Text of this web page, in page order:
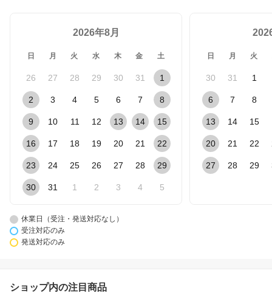
2026年8月
日 月 火 水 木 金 土
26 27 28 29 30 31 1
2 3 4 5 6 7 8
9 10 11 12 13 14 15
16 17 18 19 20 21 22
23 24 25 26 27 28 29
30 31 1 2 3 4 5
日 月 火
30 31 1
6 7 8
13 14 15
20 21 22
27 28 29
休業日（受注・発送対応なし）
受注対応のみ
発送対応のみ
ショップ内の注目商品